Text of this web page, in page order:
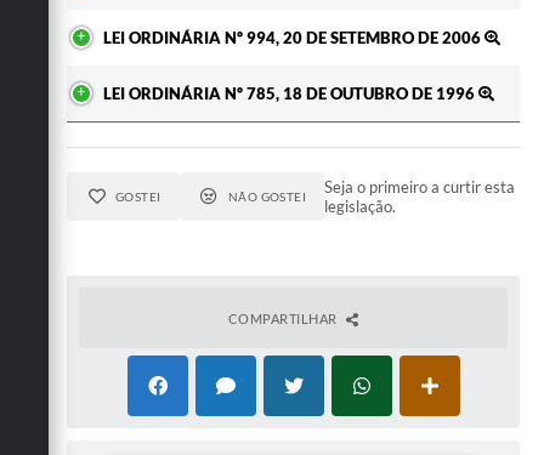
LEI ORDINÁRIA Nº 994, 20 DE SETEMBRO DE 2006
LEI ORDINÁRIA Nº 785, 18 DE OUTUBRO DE 1996
GOSTEI NÃO GOSTEI
Seja o primeiro a curtir esta
legislação.
COMPARTILHAR